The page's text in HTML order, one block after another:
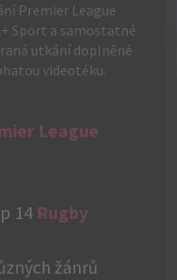
Premier League
Sport a samostatné
utkání doplněné
videotéku.
League
14 Rugby
žánrů